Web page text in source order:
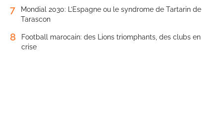
7
Mondial 2030: L’Espagne ou le syndrome de Tartarin de
Tarascon
8
Football marocain: des Lions triomphants, des clubs en
crise